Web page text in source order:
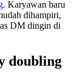
. Karyawan baru
dihampiri,
DM dingin di
doubling